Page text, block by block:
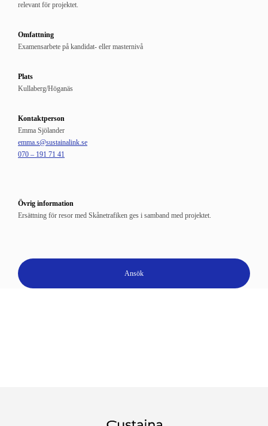
relevant för projektet.
Omfattning
Examensarbete på kandidat- eller masternivå
Plats
Kullaberg/Höganäs
Kontaktperson
Emma Sjölander
emma.s@sustainalink.se
070 – 191 71 41
Övrig information
Ersättning för resor med Skånetrafiken ges i samband med projektet.
Ansök